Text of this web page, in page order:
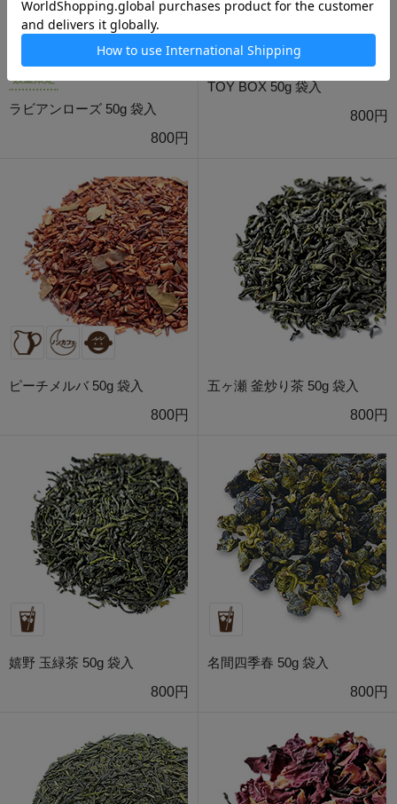
数量限定
ラビアンローズ 50g 袋入
800円
TOY BOX 50g 袋入
800円
ピーチメルバ 50g 袋入
800円
五ヶ瀬 釜炒り茶 50g 袋入
800円
嬉野 玉緑茶 50g 袋入
800円
名間四季春 50g 袋入
800円